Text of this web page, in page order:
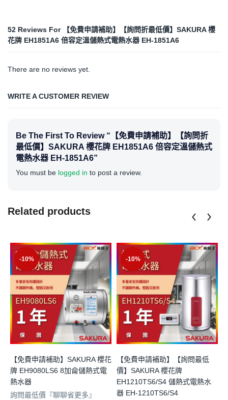
52 Reviews For
【免費申請補助】【詢問折最低價】SAKURA 櫻
花牌 EH1851A6 倍容定溫儲熱式電熱水器 EH-1851A6
There are no reviews yet.
WRITE A CUSTOMER REVIEW
Be The First To Review “【免費申請補助】【詢問折
最低價】SAKURA 櫻花牌 EH1851A6 倍容定溫儲熱式
電熱水器 EH-1851A6”
You must be logged in to post a review.
Related products
-10%
【免費申請補助】SAKURA 櫻花
牌 EH9080LS6 8加侖儲熱式電
熱水器
詢問最低價『聊聊省更多』
-10%
【免費申請補助】【詢問最低
價】SAKURA 櫻花牌
EH1210TS6/S4 儲熱式電熱水
器 EH-1210TS6/S4